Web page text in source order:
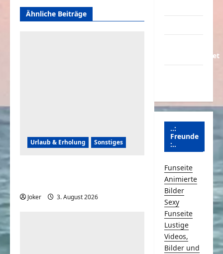
Ähnliche Beiträge
Urlaub & Erholung Sonstiges
Joker 3. August 2026
Schmunzeln.net
..:
Freunde
:..
Funseite
Animierte
Bilder
Sexy
Funseite
Lustige
Videos,
Bilder und